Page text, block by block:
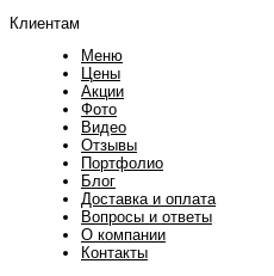
Клиентам
Меню
Цены
Акции
Фото
Видео
Отзывы
Портфолио
Блог
Доставка и оплата
Вопросы и ответы
О компании
Контакты